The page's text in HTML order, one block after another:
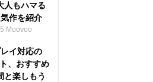
人もハマる
作を紹介
2026/01/15 Moovoo
イ対応の
、おすすめ
と楽しもう